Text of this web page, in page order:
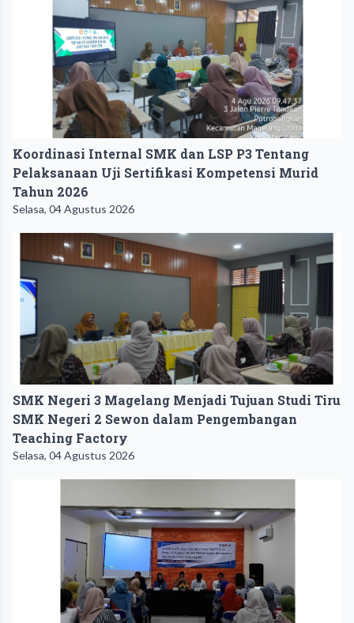
Koordinasi Internal SMK dan LSP P3 Tentang
Pelaksanaan Uji Sertifikasi Kompetensi Murid
Tahun 2026
Selasa, 04 Agustus 2026
SMK Negeri 3 Magelang Menjadi Tujuan Studi Tiru
SMK Negeri 2 Sewon dalam Pengembangan
Teaching Factory
Selasa, 04 Agustus 2026